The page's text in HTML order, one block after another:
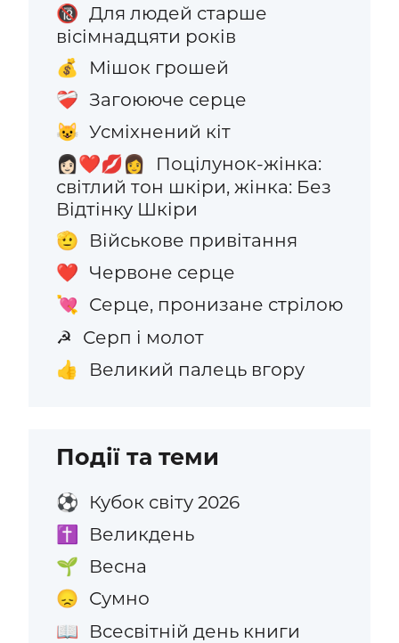
🔞 Для людей старше
вісімнадцяти років
💰 Мішок грошей
❤️‍🩹 Загоююче серце
😺 Усміхнений кіт
👩🏻‍❤️‍💋‍👩
Поцілунок-жінка:
світлий тон шкіри, жінка: Без
Відтінку Шкіри
🫡 Військове привітання
❤️ Червоне серце
💘 Серце, пронизане стрілою
☭ Серп і молот
👍 Великий палець вгору
Події та теми
⚽ Кубок світу 2026
✝️ Великдень
🌱 Весна
😞 Сумно
📖 Всесвітній день книги